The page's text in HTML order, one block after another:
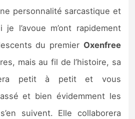
personnalité sarcastique et
l’avoue m’ont rapidement
du premier Oxenfree
mais au fil de l’histoire, sa
petit à petit et vous
et bien évidemment les
suivent. Elle collaborera